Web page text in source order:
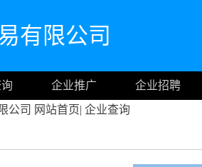
有限公司
企业推广
企业招聘
公司 网站首页| 企业查询